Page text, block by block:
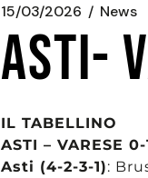
15/03/2026 News
ASTI-
IL TABELLINO
ASTI – VARESE 0-
Asti (4-2-3-1):